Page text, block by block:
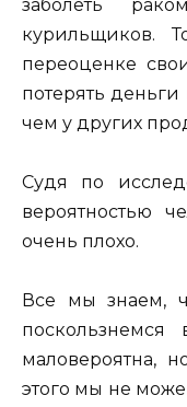
заболеть
курильщиков.
переоценке
потерять
чем у других
Судя по
вероятностью
очень плохо.
Все мы знаем,
маловероятна,
этого мы не